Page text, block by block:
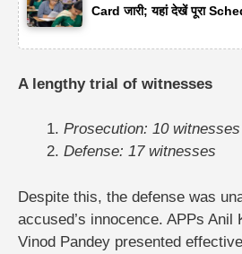
Card जारी; यहां देखें पूरा
A lengthy trial of witnesses
Prosecution: 10 witnesses
Defense: 17 witnesses
Despite this, the defense was
accused’s innocence. APPs Anil
Vinod Pandey presented